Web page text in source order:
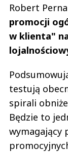
Robert
promocji
w klienta"
testują
spirali
Będzie to
wymagający